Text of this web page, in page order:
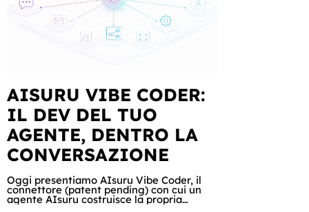
AISURU VIBE CODER:
IL DEV DEL TUO
AGENTE, DENTRO LA
CONVERSAZIONE
Oggi presentiamo AIsuru Vibe Coder, il
connettore (patent pending) con cui un
agente AIsuru costruisce la propria
applicazione parlando con il suo